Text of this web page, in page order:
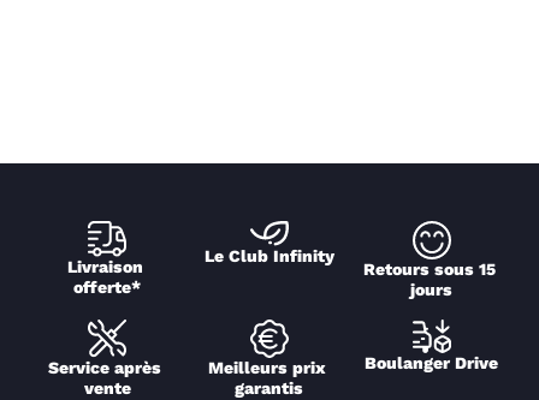
Livraison
offerte*
Le Club Infinity
Retours sous 15
jours
Service après
vente
Meilleurs prix
garantis
Boulanger Drive